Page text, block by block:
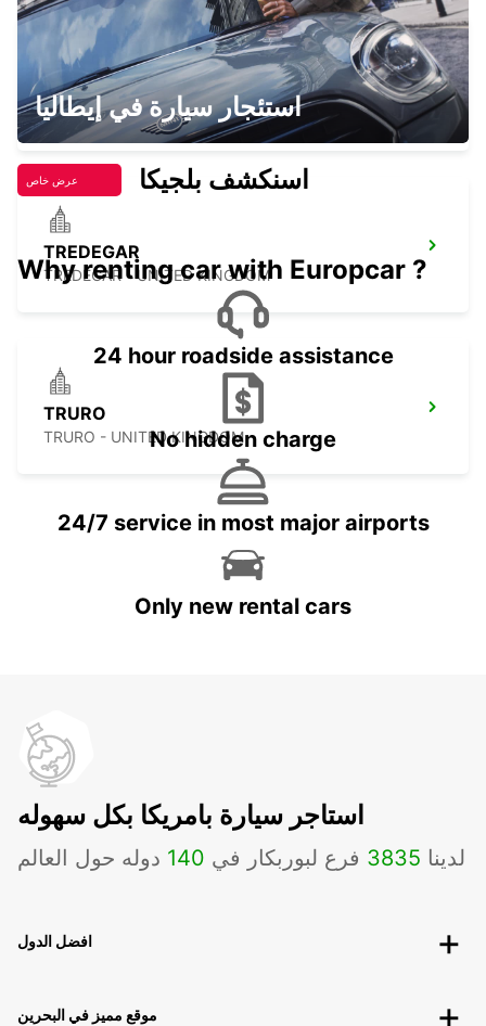
BOURNEMOUTH
BOURNEMOUTH - UNITED KINGDOM
TREDEGAR
TREDEGAR - UNITED KINGDOM
TRURO
TRURO - UNITED KINGDOM
استئجار سيارة في إيطاليا
عرض خاص اسنكشف بلجيكا
Why renting car with Europcar ?
24 hour roadside assistance
No hidden charge
24/7 service in most major airports
Only new rental cars
استاجر سيارة بامريكا بكل سهوله
لدينا 3835 فرع لبوربكار في 140 دوله حول العالم
افضل الدول
موقع مميز في البحرين